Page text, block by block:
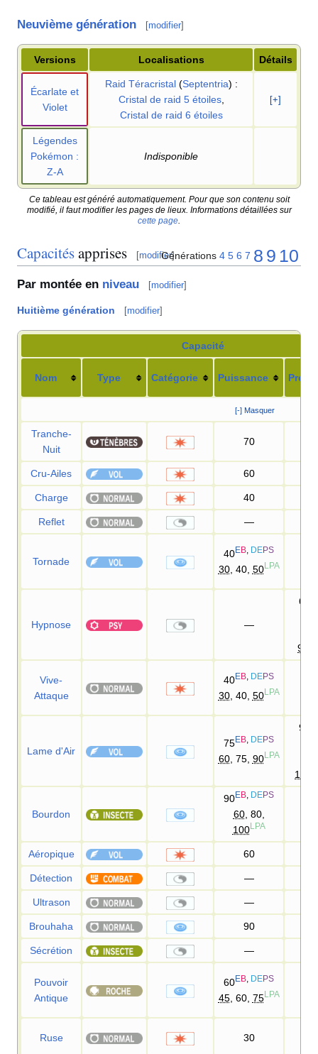
Neuvième génération [modifier]
Versions Localisations Détails
Écarlate et
Violet
Raid Téracristal(Septentria) :
Cristal de raid 5 étoiles,
Cristal de raid 6 étoiles
[+]
Légendes
Pokémon :
Z-A
Indisponible
Ce tableau est généré automatiquement. Pour que son contenu soit
modifié, il faut modifier les pages de lieux. Informations détaillées sur
cette page
Capacitésapprises [modifier]
Générations 4 5 6 7 8 9 10
Par montée en niveau [modifier]
Huitième génération [modifier]
Capacité
Nom Type Catégorie Puissance
[-] Masquer
Tranche-
Nuit
70
Cru-Ailes 60
Charge 40
Reflet —
Tornade
40EB DEPS
30, 40, 50 LPA
Hypnose —
60
90
Vive-
Attaque
40EB DEPS
30, 40, 50 LPA
Lame d'Air
75EB DEPS
60, 75, 90 LPA
95
100
Bourdon
90EB DEPS
60, 80,
100 LPA
Aéropique 60
Détection —
Ultrason —
Brouhaha 90
Sécrétion —
Pouvoir
Antique
60EB DEPS
45, 60, 75 LPA
Ruse 30